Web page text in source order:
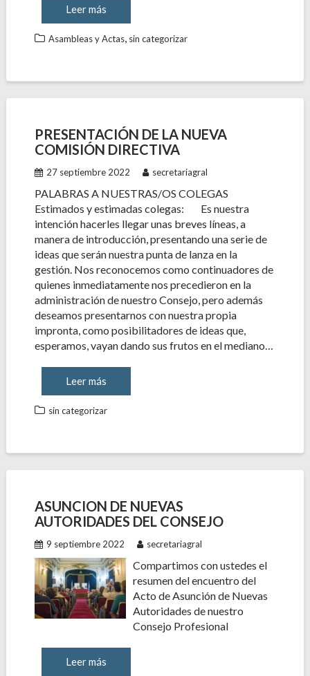
Leer más
Asambleas y Actas, sin categorizar
PRESENTACIÓN DE LA NUEVA
COMISIÓN DIRECTIVA
27 septiembre 2022 secretariagral
PALABRAS A NUESTRAS/OS COLEGAS
Estimados y estimadas colegas: Es nuestra
intención hacerles llegar unas breves líneas, a
manera de introducción, presentando una serie de
ideas que serán nuestra punta de lanza en la
gestión. Nos reconocemos como continuadores de
quienes inmediatamente nos precedieron en la
administración de nuestro Consejo, pero además
deseamos presentarnos con nuestra propia
impronta, como posibilitadores de ideas que,
esperamos, vayan dando sus frutos en el mediano…
Leer más
sin categorizar
ASUNCION DE NUEVAS
AUTORIDADES DEL CONSEJO
9 septiembre 2022 secretariagral
Compartimos con ustedes el
resumen del encuentro del
Acto de Asunción de Nuevas
Autoridades de nuestro
Consejo Profesional
Leer más